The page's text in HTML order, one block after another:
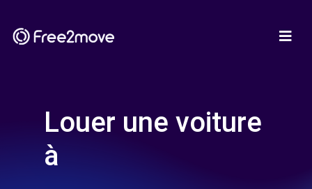
Louer une voiture
à